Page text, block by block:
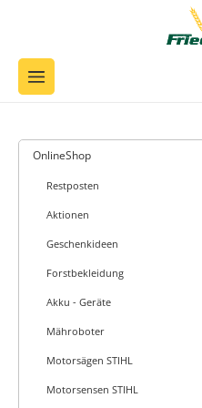
OnlineShop
Restposten
Aktionen
Geschenkideen
Forstbekleidung
Akku - Geräte
Mähroboter
Motorsägen STIHL
Motorsensen STIHL